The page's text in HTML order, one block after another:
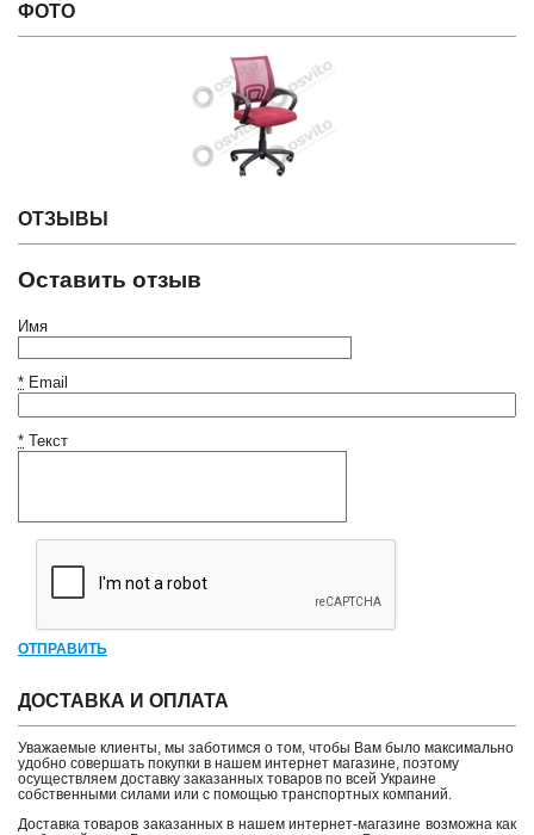
ФОТО
ОТЗЫВЫ
Оставить отзыв
Имя
* Email
* Текст
ОТПРАВИТЬ
ДОСТАВКА И ОПЛАТА
Уважаемые клиенты, мы заботимся о том, чтобы Вам было максимально
удобно совершать покупки в нашем интернет магазине, поэтому
осуществляем доставку заказанных товаров по всей Украине
собственными силами или с помощью транспортных компаний.
Доставка товаров заказанных в нашем интернет-магазине возможна как